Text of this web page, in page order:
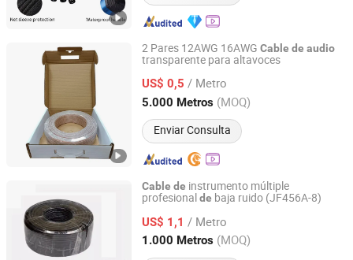
2 Pares 12AWG 16AWG Cable de audio
transparente para altavoces
US$ 0,5 / Metro
5.000 Metros (MOQ)
Enviar Consulta
Ningbo Fulsan Technology Co., Ltd.
Zhejiang, China Desde 2023
Cable de instrumento múltiple
profesionalde baja ruido (JF456A-8)
US$ 1,1 / Metro
1.000 Metros (MOQ)
Ningbo Yinzhou Join Industry Co., Ltd.
Zhejiang, China Desde 2010